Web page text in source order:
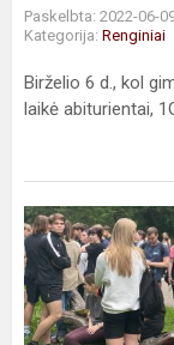
Paskelbta: 2022-06-
Kategorija: Renginiai
Birželio 6 d., kol
laikė abiturientai,
Olimpinė
diena